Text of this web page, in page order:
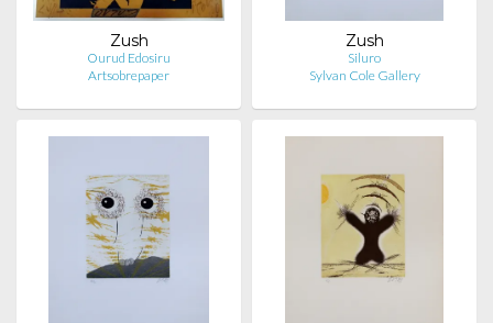
Zush
Ourud Edosiru
Artsobrepaper
Zush
Siluro
Sylvan Cole Gallery